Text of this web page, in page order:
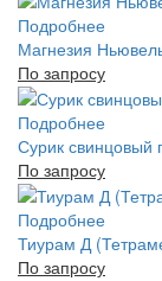
Подробнее
Магнезия
По запросу
Подробнее
Сурик свинцовый
По запросу
Подробнее
Тиурам Д
По запросу